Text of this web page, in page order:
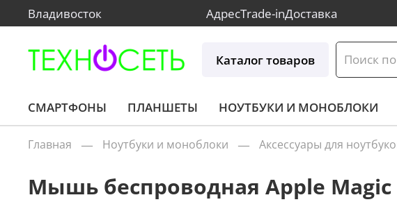
АдресTrade-inДоставка
Владивосток
Каталог товаров
СМАРТФОНЫ ПЛАНШЕТЫ НОУТБУКИ И МОНОБЛОКИ
Главная Ноутбуки и моноблоки Аксессуары для
Мышь беспроводная Apple Magic